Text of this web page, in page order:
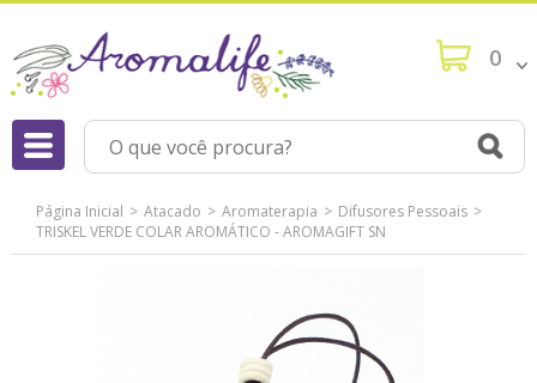
0
Página Inicial Atacado Aromaterapia
Difusores Pessoais
TRISKEL VERDE COLAR AROMÁTICO - AROMAGIFT SN